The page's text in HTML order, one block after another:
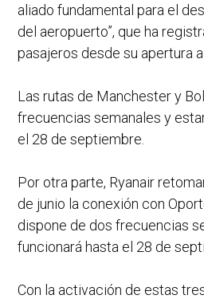
aliado fundamental para el
del aeropuerto”, que ha
pasajeros desde su apertura
Las rutas de Manchester y
frecuencias semanales y
el 28 de septiembre.
Por otra parte, Ryanair
de junio la conexión con
dispone de dos frecuencias
funcionará hasta el 28 de
Con la activación de estas